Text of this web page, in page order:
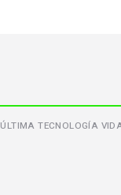
ÚLTIMA TECNOLOGÍA